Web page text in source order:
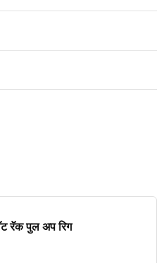
रॅक पुल अप रिग